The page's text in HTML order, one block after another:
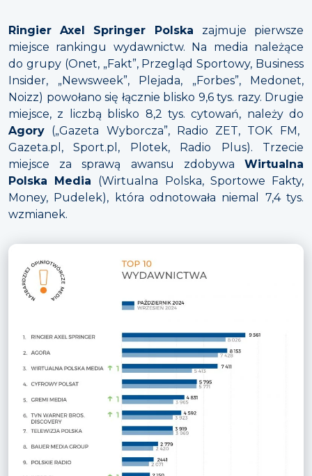
Ringier Axel Springer Polska zajmuje pierwsze
miejsce rankingu wydawnictw. Na media należące
do grupy (Onet, „Fakt”, Przegląd Sportowy, Business
Insider, „Newsweek”, Plejada, „Forbes”, Medonet,
Noizz) powołano się łącznie blisko 9,6 tys. razy. Drugie
miejsce, z liczbą blisko 8,2 tys. cytowań, należy do
Agory („Gazeta Wyborcza”, Radio ZET, TOK FM,
Gazeta.pl, Sport.pl, Plotek, Radio Plus). Trzecie
miejsce za sprawą awansu zdobywa Wirtualna
Polska Media (Wirtualna Polska, Sportowe Fakty,
Money, Pudelek), która odnotowała niemal 7,4 tys.
wzmianek.